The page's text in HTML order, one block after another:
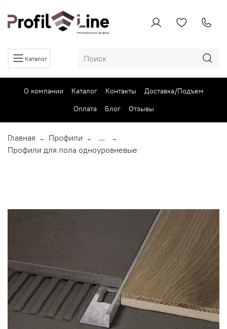
Каталог
О компании Каталог Контакты
Доставка/Подъем
Оплата
Блог Отзывы
Главная Профили
...
Профили для пола одноуровневые